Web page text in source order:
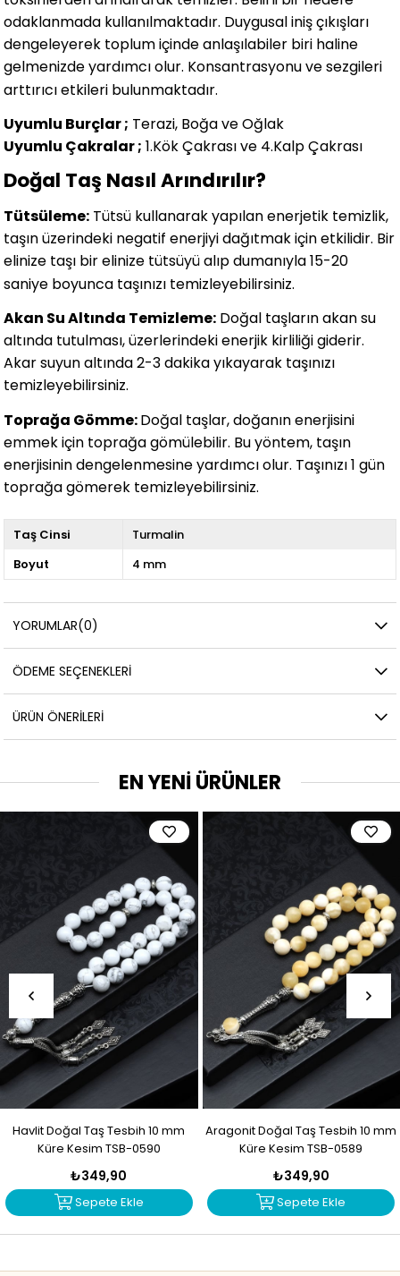
odaklanmada kullanılmaktadır. Duygusal iniş çıkışları
dengeleyerek toplum içinde anlaşılabiler biri haline
gelmenizde yardımcı olur. Konsantrasyonu ve sezgileri
arttırıcı etkileri bulunmaktadır.
Uyumlu Burçlar ; Terazi, Boğa ve Oğlak
Uyumlu Çakralar ; 1.Kök Çakrası ve 4.Kalp Çakrası
Doğal Taş Nasıl Arındırılır?
Tütsüleme: Tütsü kullanarak yapılan enerjetik temizlik,
taşın üzerindeki negatif enerjiyi dağıtmak için etkilidir. Bir
elinize taşı bir elinize tütsüyü alıp dumanıyla 15-20
saniye boyunca taşınızı temizleyebilirsiniz.
Akan Su Altında Temizleme: Doğal taşların akan su
altında tutulması, üzerlerindeki enerjik kirliliği giderir.
Akar suyun altında 2-3 dakika yıkayarak taşınızı
temizleyebilirsiniz.
Toprağa Gömme:Doğal taşlar, doğanın enerjisini
emmek için toprağa gömülebilir. Bu yöntem, taşın
enerjisinin dengelenmesine yardımcı olur. Taşınızı 1 gün
toprağa gömerek temizleyebilirsiniz.
Taş Cinsi
Turmalin
Boyut
4 mm
YORUMLAR(0)
ÖDEME SEÇENEKLERI
ÜRÜN ÖNERILERI
EN YENİ ÜRÜNLER
Havlit Doğal Taş Tesbih 10 mm
Küre Kesim TSB-0590
₺349,90
Sepete Ekle
Aragonit Doğal Taş Tesbih 10 mm
Küre Kesim TSB-0589
₺349,90
Sepete Ekle